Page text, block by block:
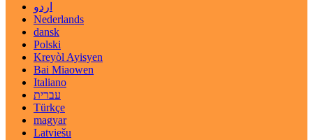
اردو
Nederlands
dansk
Polski
Kreyòl Ayisyen
Bai Miaowen
Italiano
עברית
Türkçe
magyar
Latviešu